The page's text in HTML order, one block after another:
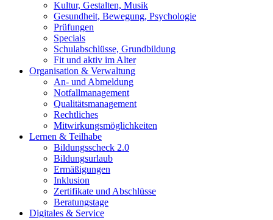
Kultur, Gestalten, Musik
Gesundheit, Bewegung, Psychologie
Prüfungen
Specials
Schulabschlüsse, Grundbildung
Fit und aktiv im Alter
Organisation & Verwaltung
An- und Abmeldung
Notfallmanagement
Qualitätsmanagement
Rechtliches
Mitwirkungsmöglichkeiten
Lernen & Teilhabe
Bildungsscheck 2.0
Bildungsurlaub
Ermäßigungen
Inklusion
Zertifikate und Abschlüsse
Beratungstage
Digitales & Service